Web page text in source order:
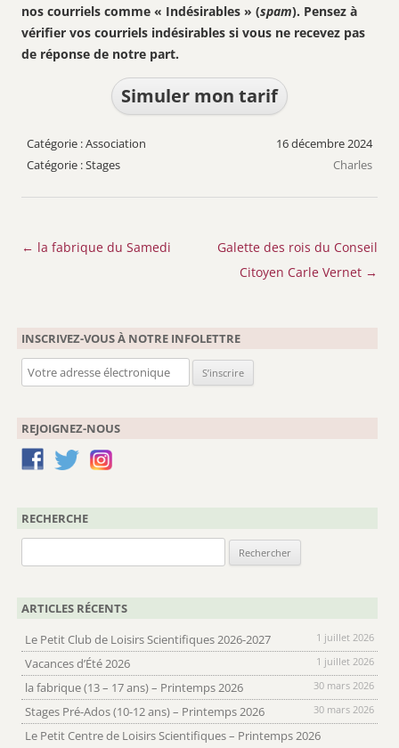
nos courriels comme « Indésirables » (spam). Pensez à
vérifier vos courriels indésirables si vous ne recevez pas
de réponse de notre part.
Simuler mon tarif
Association
Stages
16 décembre 2024
Charles
Navigation
← la fabrique du Samedi
Galette des rois du Conseil
Citoyen Carle Vernet →
INSCRIVEZ-VOUS À NOTRE INFOLETTRE
REJOIGNEZ-NOUS
RECHERCHE
ARTICLES RÉCENTS
Le Petit Club de Loisirs Scientifiques 2026-2027
1 juillet 2026
Vacances d’Été 2026 1 juillet 2026
la fabrique (13 – 17 ans) – Printemps 2026 30 mars 2026
Stages Pré-Ados (10-12 ans) – Printemps 2026 30 mars 2026
Le Petit Centre de Loisirs Scientifiques – Printemps 2026